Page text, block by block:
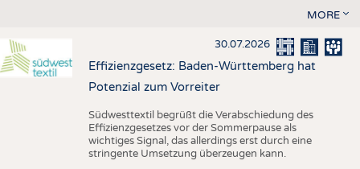
MORE
30.07.2026
Effizienzgesetz: Baden-Württemberg hat
Potenzial zum Vorreiter
Südwesttextil begrüßt die Verabschiedung des
Effizienzgesetzes vor der Sommerpause als
wichtiges Signal, das allerdings erst durch eine
stringente Umsetzung überzeugen kann.